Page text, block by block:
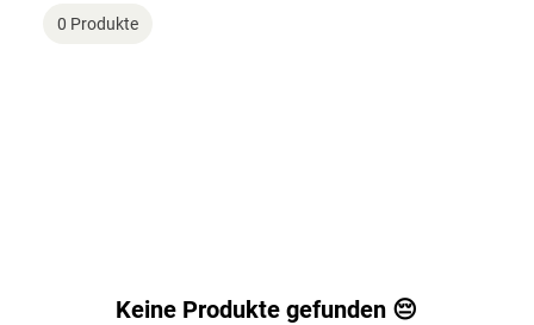
0 Produkte
Keine Produkte gefunden 😔